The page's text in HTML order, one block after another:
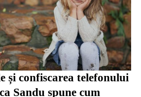
și confiscarea telefonului
Sandu spune cum